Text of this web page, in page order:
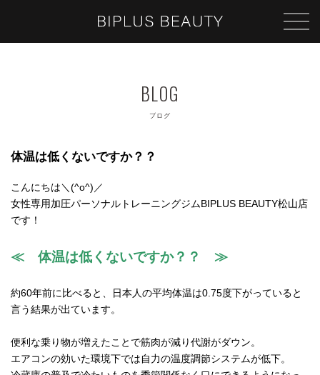
ブログ
体温は低くないですか？？
こんにちは＼(^o^)／
女性専用加圧パーソナルトレーニングジムBIPLUS BEAUTY松山店
です！
≪ 体温は低くないですか？？ ≫
約60年前に比べると、日本人の平均体温は0.75度下がっていると
言う結果が出ています。
便利な乗り物が増えたことで筋肉が減り代謝がダウン。
エアコンの効いた環境下では自力の温度調節システムが低下。